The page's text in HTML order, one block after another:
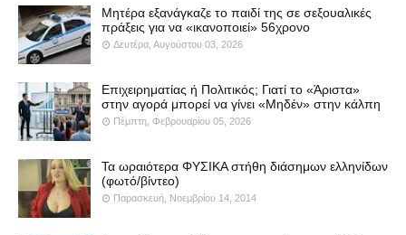
Μητέρα εξανάγκαζε το παιδί της σε σεξουαλικές
πράξεις για να «ικανοποιεί» 56χρονο
Δευτέρα, Αυγούστου 03, 2026
Επιχειρηματίας ή Πολιτικός; Γιατί το «Άριστα»
στην αγορά μπορεί να γίνει «Μηδέν» στην κάλπη
Πέμπτη, Φεβρουαρίου 05, 2026
Τα ωραιότερα ΦΥΣΙΚΑ στήθη διάσημων ελληνίδων
(φωτό/βίντεο)
Παρασκευή, Νοεμβρίου 14, 2014